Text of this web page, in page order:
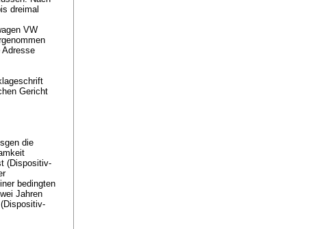
dreimal
VW
Adresse
Gericht
die
(Dispositiv-
bedingten
Jahren